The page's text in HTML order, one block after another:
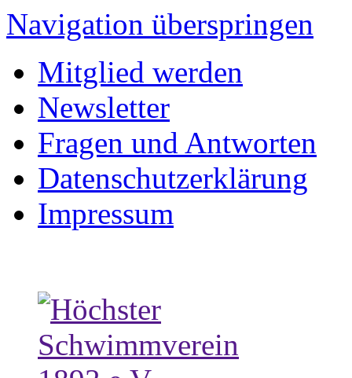
Navigation überspringen
Mitglied werden
Newsletter
Fragen und Antworten
Datenschutzerklärung
Impressum